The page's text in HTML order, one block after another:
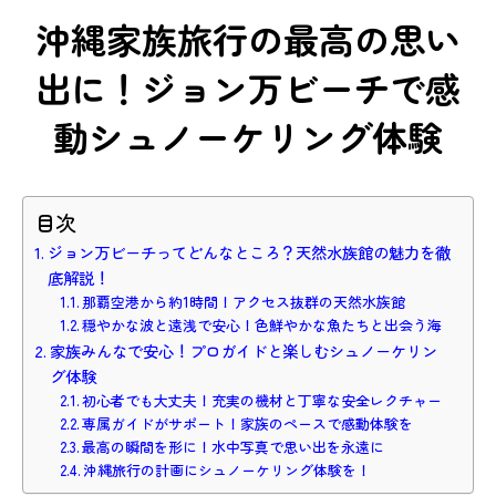
沖縄家族旅行の最高の思い
出に！ジョン万ビーチで感
動シュノーケリング体験
目次
ジョン万ビーチってどんなところ？天然水族館の魅力を徹
底解説！
那覇空港から約1時間！アクセス抜群の天然水族館
穏やかな波と遠浅で安心！色鮮やかな魚たちと出会う海
家族みんなで安心！プロガイドと楽しむシュノーケリン
グ体験
初心者でも大丈夫！充実の機材と丁寧な安全レクチャー
専属ガイドがサポート！家族のペースで感動体験を
最高の瞬間を形に！水中写真で思い出を永遠に
沖縄旅行の計画にシュノーケリング体験を！